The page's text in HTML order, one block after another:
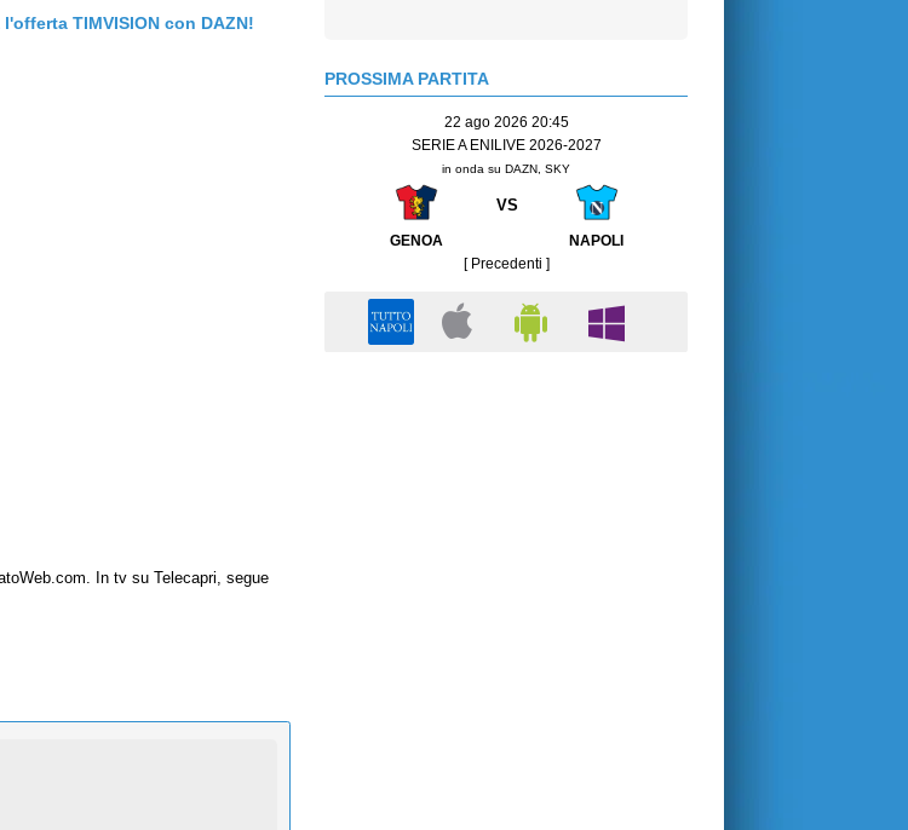
TIMVISION con DAZN!
In tv su Telecapri, segue
PROSSIMA PARTITA
22 ago 2026 20:45
SERIE A ENILIVE 2026-2027
in onda su DAZN, SKY
VS
GENOA
NAPOLI
[ Precedenti ]